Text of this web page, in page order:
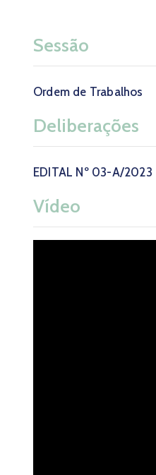
Sessão
Ordem de Trabalhos
Deliberações
EDITAL Nº 03-A/2023
Vídeo